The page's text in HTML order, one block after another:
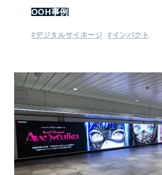
OOH事例
#デジタルサイネージ #インパクト